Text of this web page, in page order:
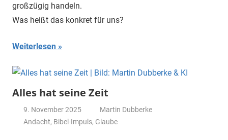
großzügig handeln.
Was heißt das konkret für uns?
Weiterlesen
Alles hat seine Zeit
9. November 2025
Martin Dubberke
Andacht, Bibel-Impuls, Glaube